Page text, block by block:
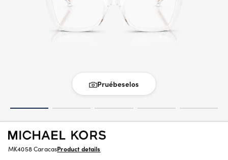
Pruébeselos
MK4058 CaracasProduct details